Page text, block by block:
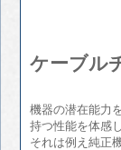
ケーブル
機器の潜在能力
持つ性能を体感
それは例え純正